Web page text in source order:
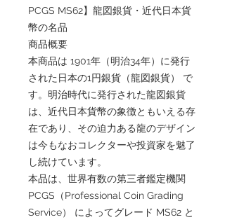
PCGS MS62】龍図銀貨・近代日本貨
幣の名品
商品概要
本商品は 1901年（明治34年）に発行
された日本の1円銀貨（龍図銀貨） で
す。明治時代に発行された龍図銀貨
は、近代日本貨幣の象徴ともいえる存
在であり、その迫力ある龍のデザイン
は今もなおコレクターや投資家を魅了
し続けています。
本品は、世界有数の第三者鑑定機関
PCGS（Professional Coin Grading
Service） によってグレード MS62 と